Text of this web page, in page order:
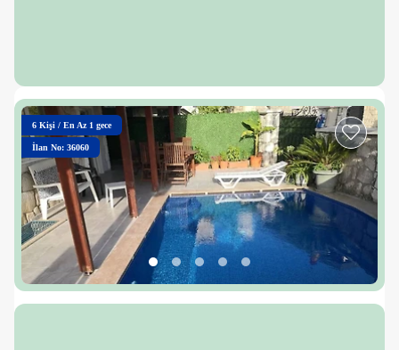
6 Kişi / En Az 1 gece
İlan No: 36060